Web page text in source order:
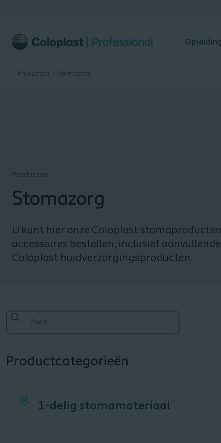
Producten Stomazorg
Producten
Stomazorg
U kunt hier onze Coloplast
accessoires bestellen, inclusief aanvullende
Coloplast huidverzorgingsproducten.
Productcategorieën
1-delig stomamateriaal